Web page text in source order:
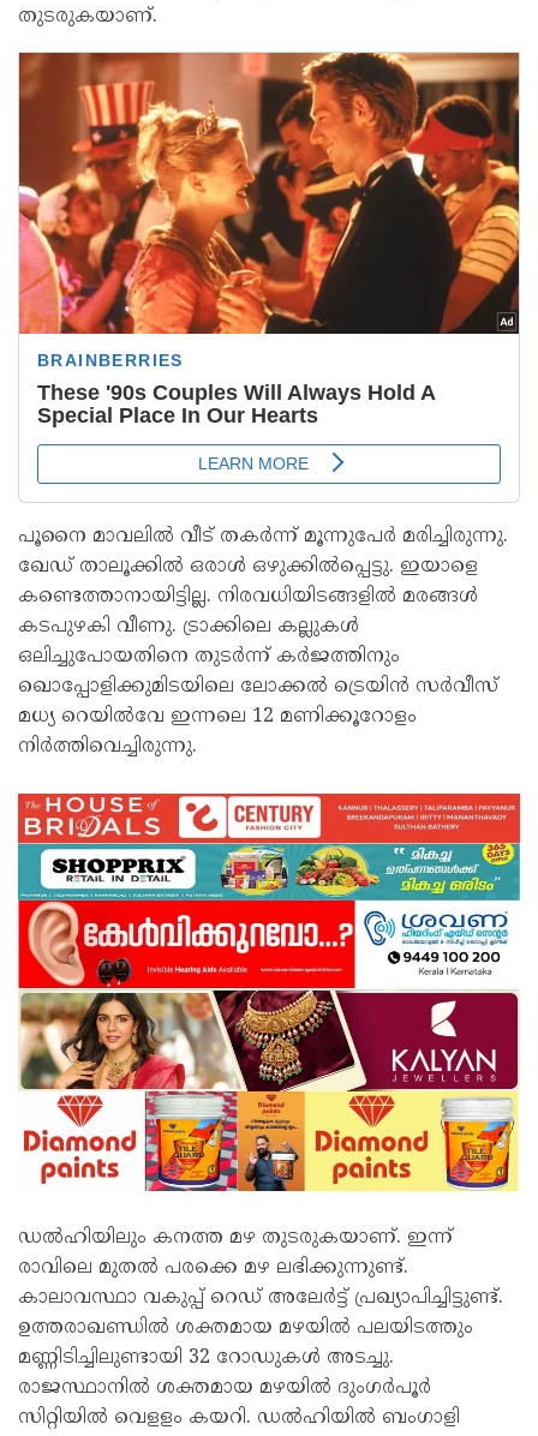
തുടരുകയാണ്.
പൂനൈ മാവലില്‍ വീട് തകര്‍ന്ന് മൂന്നുപേര്‍ മരിച്ചിരുന്നു.
ഖേഡ് താലൂക്കില്‍ ഒരാള്‍ ഒഴുക്കില്‍പ്പെട്ടു. ഇയാളെ
കണ്ടെത്താനായിട്ടില്ല. നിരവധിയിടങ്ങളില്‍ മരങ്ങള്‍
കടപുഴകി വീണു. ട്രാക്കിലെ കല്ലുകള്‍
ഒലിച്ചുപോയതിനെ തുടര്‍ന്ന് കര്‍ജത്തിനും
ഖൊപ്പോളിക്കുമിടയിലെ ലോക്കല്‍ ട്രെയിന്‍ സര്‍വീസ്
മധ്യ റെയില്‍വേ ഇന്നലെ 12 മണിക്കൂറോളം
നിര്‍ത്തിവെച്ചിരുന്നു.
ഡല്‍ഹിയിലും കനത്ത മഴ തുടരുകയാണ്. ഇന്ന്
രാവിലെ മുതല്‍ പരക്കെ മഴ ലഭിക്കുന്നുണ്ട്.
കാലാവസ്ഥാ വകുപ്പ് റെഡ് അലേര്‍ട്ട് പ്രഖ്യാപിച്ചിട്ടുണ്ട്.
ഉത്തരാഖണ്ഡില്‍ ശക്തമായ മഴയില്‍ പലയിടത്തും
മണ്ണിടിച്ചിലുണ്ടായി 32 റോഡുകള്‍ അടച്ചു.
രാജസ്ഥാനില്‍ ശക്തമായ മഴയില്‍ ദുംഗര്‍പൂര്‍
സിറ്റിയില്‍ വെളളം കയറി. ഡല്‍ഹിയില്‍ ബംഗാളി